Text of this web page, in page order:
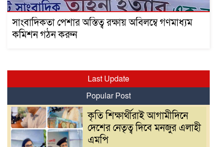
সাংবাদিকতা পেশার অস্তিত্ব রক্ষায় অবিলম্বে গণমাধ্যম
কমিশন গঠন করুন
Last Update
Popular Post
কৃতি শিক্ষার্থীরাই আগামীদিনে
দেশের নেতৃত্ব দিবে মনজুর এলাহী
এমপি